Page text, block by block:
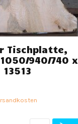
Tischplatte,
940/740 x